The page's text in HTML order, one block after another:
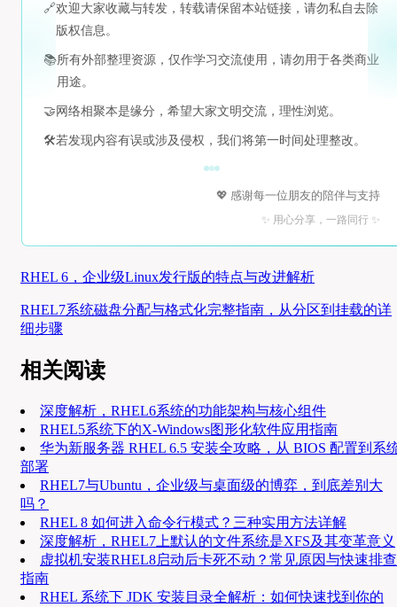
🔗欢迎大家收藏与转发，转载请保留本站链接，请勿私自去除
版权信息。
📚所有外部整理资源，仅作学习交流使用，请勿用于各类商业
用途。
🤝 网络相聚本是缘分，希望大家文明交流，理性浏览。
🛠️若发现内容有误或涉及侵权，我们将第一时间处理整改。
💖 感谢每一位朋友的陪伴与支持
✨ 用心分享，一路同行 ✨
RHEL 6，企业级Linux发行版的特点与改进解析
RHEL7系统磁盘分配与格式化完整指南，从分区到挂载的详
细步骤
相关阅读
深度解析，RHEL6系统的功能架构与核心组件
RHEL5系统下的X-Windows图形化软件应用指南
华为新服务器 RHEL 6.5 安装全攻略，从 BIOS 配置到系
部署
RHEL7与Ubuntu，企业级与桌面级的博弈，到底差别大
吗？
RHEL 8 如何进入命令行模式？三种实用方法详解
深度解析，RHEL7上默认的文件系统是XFS及其变革意义
虚拟机安装RHEL8启动后卡死不动？常见原因与快速排查
指南
RHEL 系统下 JDK 安装目录全解析：如何快速找到你的